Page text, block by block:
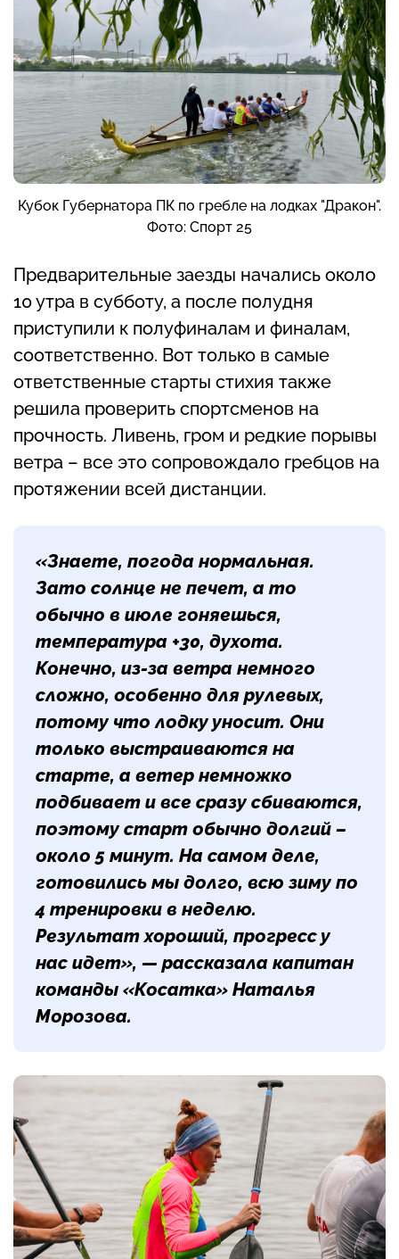
Кубок Губернатора ПК по гребле на лодках "Дракон".
Фото: Спорт 25
Предварительные заезды начались около
10 утра в субботу, а после полудня
приступили к полуфиналам и финалам,
соответственно. Вот только в самые
ответственные старты стихия также
решила проверить спортсменов на
прочность. Ливень, гром и редкие порывы
ветра – все это сопровождало гребцов на
протяжении всей дистанции.
«Знаете, погода нормальная.
Зато солнце не печет, а то
обычно в июле гоняешься,
температура +30, духота.
Конечно, из-за ветра немного
сложно, особенно для рулевых,
потому что лодку уносит. Они
только выстраиваются на
старте, а ветер немножко
подбивает и все сразу сбиваются,
поэтому старт обычно долгий –
около 5 минут. На самом деле,
готовились мы долго, всю зиму по
4 тренировки в неделю.
Результат хороший, прогресс у
нас идет», — рассказала капитан
команды «Косатка» Наталья
Морозова.